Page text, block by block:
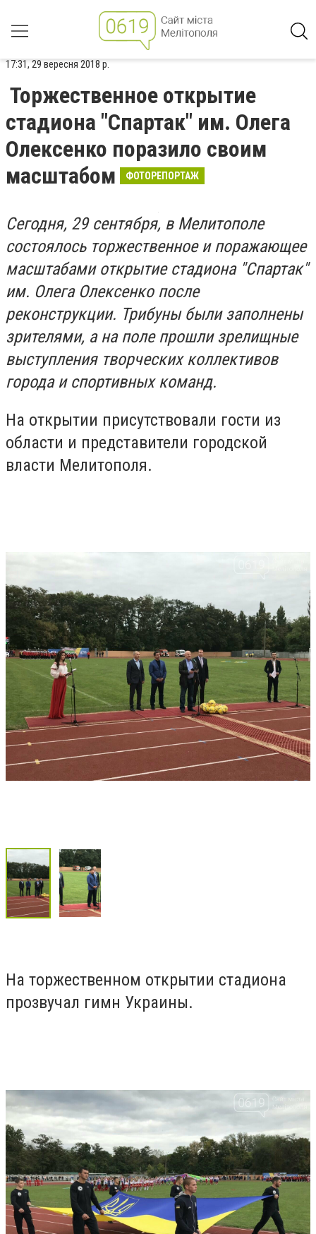
17:31, 29 вересня 2018 р.
Торжественное открытие
стадиона "Спартак" им. Олега
Олексенко поразило своим
масштабом
ФОТОРЕПОРТАЖ
Сегодня, 29 сентября, в Мелитополе
состоялось торжественное и поражающее
масштабами открытие стадиона "Спартак"
им. Олега Олексенко после
реконструкции. Трибуны были заполнены
зрителями, а на поле прошли зрелищные
выступления творческих коллективов
города и спортивных команд.
На открытии присутствовали гости из
области и представители городской
власти Мелитополя.
На торжественном открытии стадиона
прозвучал гимн Украины.